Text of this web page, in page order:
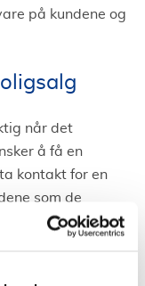
på kundene og
når det
å få en
kontakt for en
som de
og